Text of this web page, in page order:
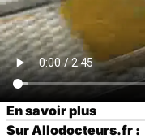
En savoir plus
Sur Allodocteurs.fr :